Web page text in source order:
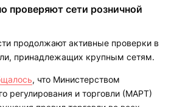
проверяют сети розничной
продолжают активные проверки в
принадлежащих крупным сетям.
, что Министерством
регулирования и торговли (МАРТ)